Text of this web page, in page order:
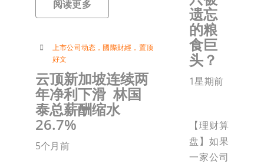
阅读更多
上市公司动态 ， 國際財經 ， 置顶
好文
云顶新加坡连续两
年净利下滑 林国
泰总薪酬缩水
26.7%
5个月前
遗忘
的粮
食巨
头？
1星期前
【理财算
盘】如果
一家公司